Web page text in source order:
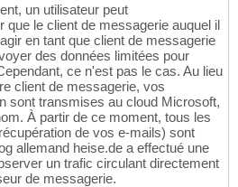
un utilisateur peut
que le client de messagerie auquel il
en tant que client de messagerie
des données limitées pour
ce n'est pas le cas. Au lieu
client de messagerie, vos
sont transmises au cloud Microsoft,
À partir de ce moment, tous les
de vos e-mails) sont
allemand heise.de a effectué une
un trafic circulant directement
de messagerie.